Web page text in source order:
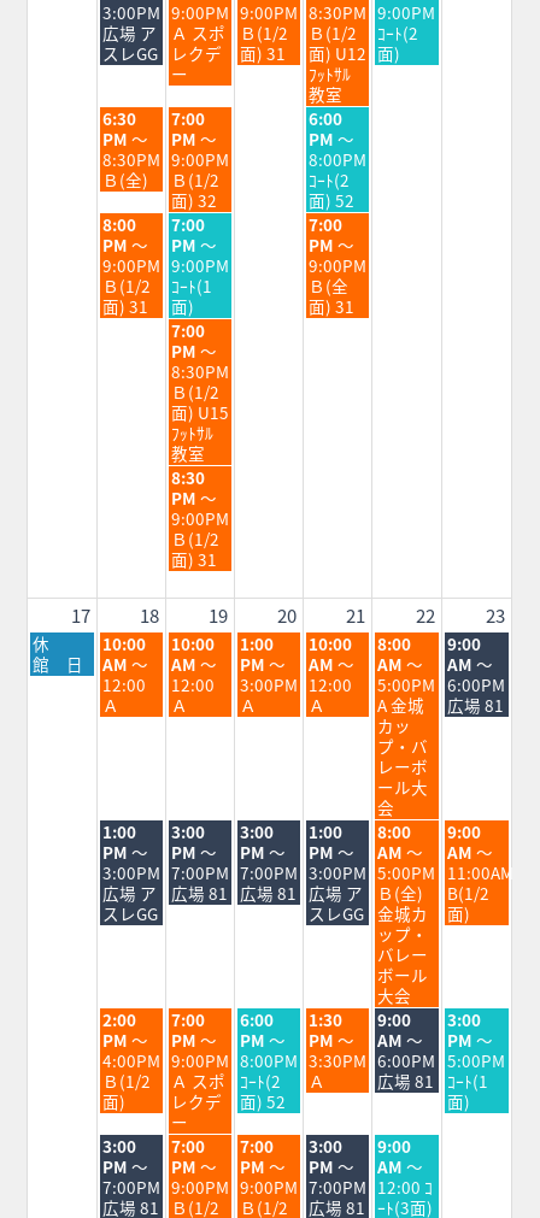
日,
8
月
11th
3:00PM
広場 ア
スレGG
日,
8
月
12th
2026
9:00PM
Ａ スポ
レクデ
ー
日,
8
月
13th
9:00PM
Ｂ(1/2
面) 31
日,
8
月
14th
2026
8:30PM
Ｂ(1/2
面) U12
ﾌｯﾄｻﾙ
教室
日,
8
月
15th
9:00PM
ｺｰﾄ(2
面)
火
曜
日,
8
月
11th
2026
6:30
PM ～
8:30PM
Ｂ(全)
水
曜
日,
8
月
12th
2026
7:00
PM ～
9:00PM
Ｂ(1/2
面) 32
金
曜
日,
8
月
14th
2026
6:00
PM ～
8:00PM
ｺｰﾄ(2
面) 52
火
曜
日,
8
月
11th
8:00
PM ～
9:00PM
Ｂ(1/2
面) 31
水
曜
日,
8
月
12th
2026
7:00
PM ～
9:00PM
ｺｰﾄ(1
面)
金
曜
日,
8
月
14th
7:00
PM ～
9:00PM
Ｂ(全
面) 31
水
曜
日,
8
月
12th
2026
7:00
PM ～
8:30PM
Ｂ(1/2
面) U15
ﾌｯﾄｻﾙ
教室
水
曜
日,
8
月
12th
2026
8:30
PM ～
9:00PM
Ｂ(1/2
面) 31
17 18 19 20 21 22 23
月
曜
日,
休
館 日
火
曜
日,
8
月
10:00
AM ～
12:00
Ａ
水
曜
日,
8
月
10:00
AM ～
12:00
Ａ
木
曜
日,
8
月
1:00
PM ～
3:00PM
Ａ
金
曜
日,
8
月
10:00
AM ～
12:00
Ａ
土
曜
日,
8
月
22nd
2026
8:00
AM ～
5:00PM
A 金城
カッ
プ・バ
レーボ
ール大
会
日
曜
日,
8
月
9:00
AM ～
6:00PM
広場 81
火
曜
日,
8
月
18th
1:00
PM ～
3:00PM
広場 ア
スレGG
水
曜
日,
8
月
3:00
PM ～
7:00PM
広場 81
木
曜
日,
8
月
3:00
PM ～
7:00PM
広場 81
金
曜
日,
8
月
21st
1:00
PM ～
3:00PM
広場 ア
スレGG
土
曜
日,
8
月
22nd
2026
8:00
AM ～
5:00PM
Ｂ(全)
金城カ
ップ・
バレー
ボール
大会
日
曜
日,
8
月
23rd
9:00
AM ～
11:00AM
B(1/2
面)
火
曜
日,
8
月
18th
2026
2:00
PM ～
4:00PM
Ｂ(1/2
面)
水
曜
日,
8
月
19th
2026
7:00
PM ～
9:00PM
Ａ スポ
レクデ
ー
木
曜
日,
8
月
20th
2026
6:00
PM ～
8:00PM
ｺｰﾄ(2
面) 52
金
曜
日,
8
月
2026
1:30
PM ～
3:30PM
Ａ
土
曜
日,
8
月
2026
9:00
AM ～
6:00PM
広場 81
日
曜
日,
8
月
23rd
3:00
PM ～
5:00PM
ｺｰﾄ(1
面)
火
曜
日,
8
3:00
PM ～
7:00PM
広場 81
水
曜
日,
8
7:00
PM ～
9:00PM
Ｂ(1/2
木
曜
日,
8
7:00
PM ～
9:00PM
Ｂ(1/2
金
曜
日,
8
3:00
PM ～
7:00PM
広場 81
土
曜
日,
8
9:00
AM ～
12:00 ｺ
ｰﾄ(3面)